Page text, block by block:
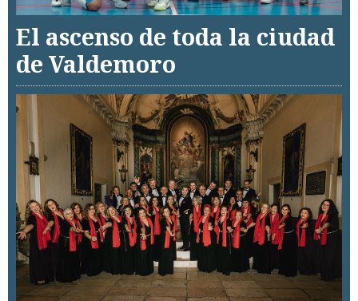
El ascenso de toda la ciudad
de Valdemoro